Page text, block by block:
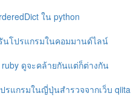
ใน python
นโปรแกรมในคอมมานด์ไลน์
ดูจะคล้ายกันแต่ก็ต่างกัน
รแกรมในญี่ปุ่นสำรวจจากเว็บ qiita